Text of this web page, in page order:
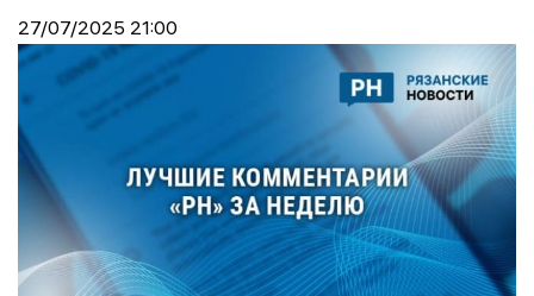
27/07/2025 21:00